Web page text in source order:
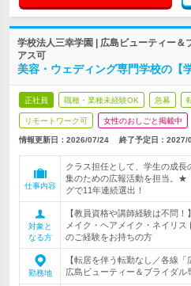
学校法人三幸学園 | 広島ビューティー＆
アス可
美容・ウェディング専門学校の【
正社員 職種・業種未経験OK 急募
リモートワーク可 女性のおしごと掲載中
情報更新日：2026/07/24 終了予定日： 2027/
仕事内容
クラス担任として、学生の成
集のための広報活動を担当。★
グで11年連続選出！
対象と
なる方
【教員資格や講師経験は不問
メイク・ヘアメイク・ネイリ
のご経験をお持ちの方
勤務地
【転居を伴う転勤なし／各線
広島ビューティー＆ブライダル